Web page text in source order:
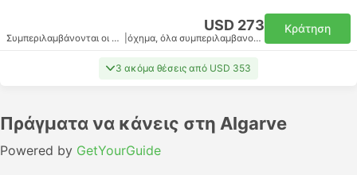
USD 273
Συμπεριλαμβάνονται οι φόροι όχημα, όλα συμπεριλαμβανομένου
Κράτηση
3 ακόμα θέσεις από USD 353
Πράγματα να κάνεις στη Algarve
Powered by GetYourGuide